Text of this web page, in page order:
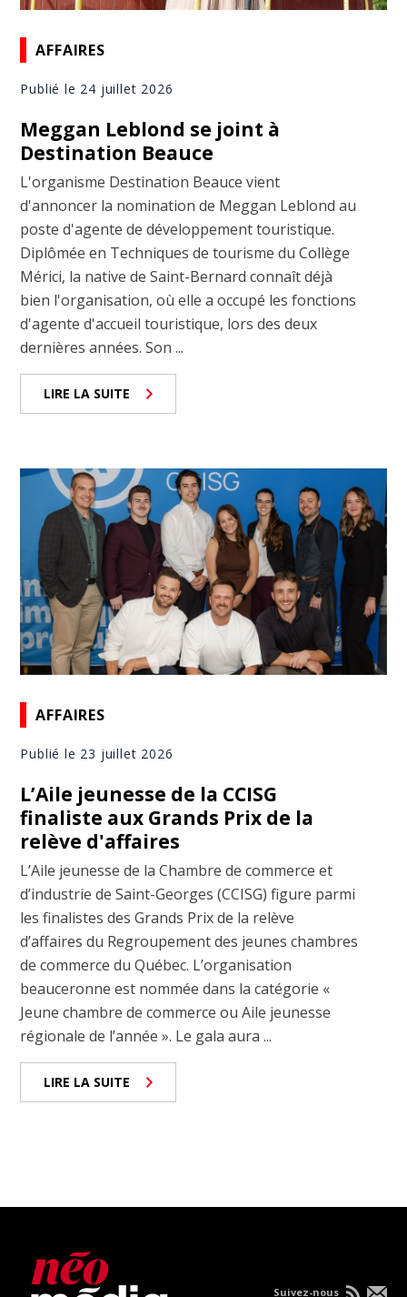
AFFAIRES
Publié le 24 juillet 2026
Meggan Leblond se joint à
Destination Beauce
L'organisme Destination Beauce vient
d'annoncer la nomination de Meggan Leblond au
poste d'agente de développement touristique.
Diplômée en Techniques de tourisme du Collège
Mérici, la native de Saint-Bernard connaît déjà
bien l'organisation, où elle a occupé les fonctions
d'agente d'accueil touristique, lors des deux
dernières années. Son ...
LIRE LA SUITE
AFFAIRES
Publié le 23 juillet 2026
L’Aile jeunesse de la CCISG
finaliste aux Grands Prix de la
relève d'affaires
L’Aile jeunesse de la Chambre de commerce et
d’industrie de Saint-Georges (CCISG) figure parmi
les finalistes des Grands Prix de la relève
d’affaires du Regroupement des jeunes chambres
de commerce du Québec. L’organisation
beauceronne est nommée dans la catégorie «
Jeune chambre de commerce ou Aile jeunesse
régionale de l’année ». Le gala aura ...
LIRE LA SUITE
Suivez-nous